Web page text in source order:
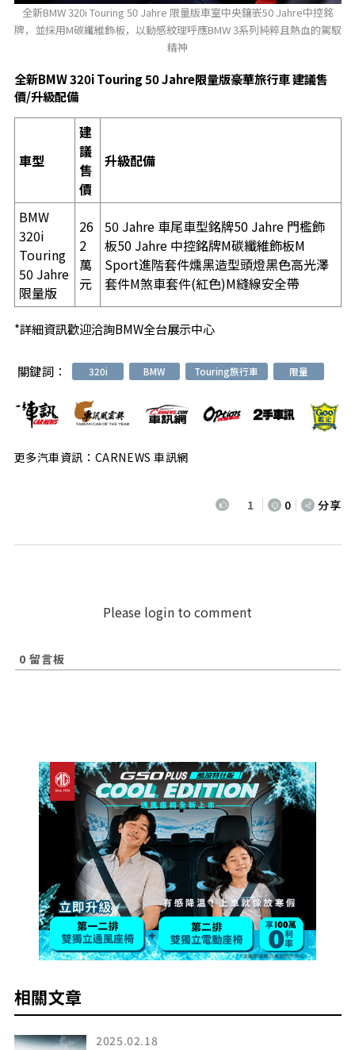
全新BMW 320i Touring 50 Jahre 限量版車室中央鑲嵌50 Jahre中控銘
牌，並採用M碳纖維飾板，以動感紋理呼應BMW 3系列純粹且熱血的駕馭
精神
全新BMW 320i Touring 50 Jahre限量版豪華旅行車建議售
價/升級配備
車型
建
議
售
價
升級配備
BMW
320i
Touring
50 Jahre
限量版
26
2
萬
元
50 Jahre 車尾車型銘牌50 Jahre 門檻飾
板50 Jahre 中控銘牌M碳纖維飾板M
Sport進階套件燻黑造型頭燈黑色高光澤
套件M煞車套件(紅色)M縫線安全帶
*詳細資訊歡迎洽詢BMW全台展示中心
關鍵詞： 320i BMW Touring旅行車 限量
更多汽車資訊：CARNEWS 車訊網
1 0 分享
Please login to comment
0 留言板
相關文章
2025.02.18